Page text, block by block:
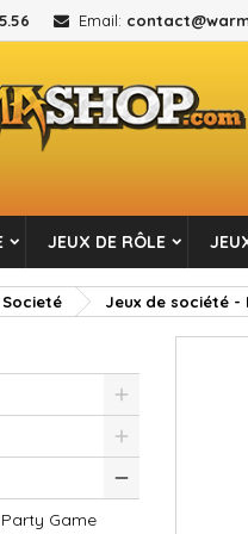
Email:
JEUX DE RÔLE
Jeux de société -
Game
add_circle_outline